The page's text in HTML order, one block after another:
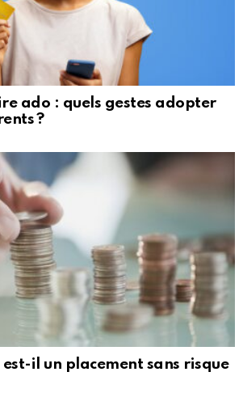
ado : quels gestes adopter
?
est-il un placement sans risque